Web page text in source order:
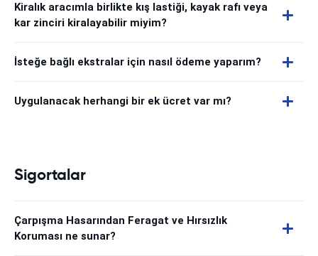
Kiralık aracımla birlikte kış lastiği, kayak rafı veya
kar zinciri kiralayabilir miyim?
İsteğe bağlı ekstralar için nasıl ödeme yaparım?
Uygulanacak herhangi bir ek ücret var mı?
Sigortalar
Çarpışma Hasarından Feragat ve Hırsızlık
Koruması ne sunar?